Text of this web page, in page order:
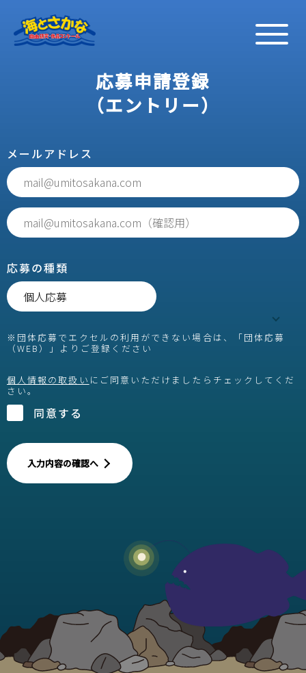
応募申請登録
（エントリー）
メールアドレス
応募の種類
※団体応募でエクセルの利用ができない場合は、「団体応募
（WEB）」よりご登録ください
個人情報の取扱い にご同意いただけましたらチェックしてくだ
さい。
同意する